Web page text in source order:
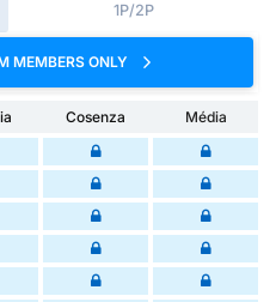
1P/2P
MEMBERS ONLY
Cosenza
Média